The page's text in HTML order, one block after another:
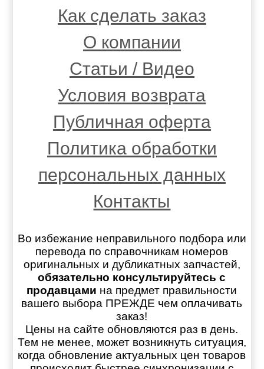
Как сделать заказ
О компании
Статьи / Видео
Условия возврата
Публичная оферта
Политика обработки
персональных данных
Контакты
Во избежание неправильного подбора или
перевода по справочникам номеров
оригинальных и дубликатных запчастей,
обязательно консультируйтесь с
продавцами на предмет правильности
вашего выбора ПРЕЖДЕ чем оплачивать
заказ!
Цены на сайте обновляются раз в день.
Тем не менее, может возникнуть ситуация,
когда обновление актуальных цен товаров